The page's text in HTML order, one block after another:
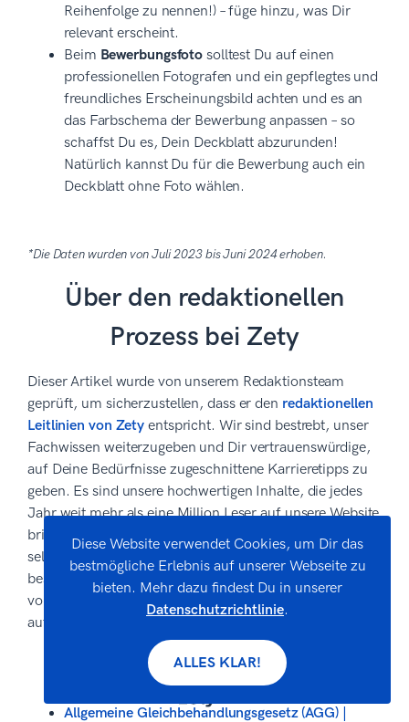
Reihenfolge zu nennen!) – füge hinzu, was Dir
relevant erscheint.
Beim Bewerbungsfoto solltest Du auf einen
professionellen Fotografen und ein gepflegtes und
freundliches Erscheinungsbild achten und es an
das Farbschema der Bewerbung anpassen – so
schaffst Du es, Dein Deckblatt abzurunden!
Natürlich kannst Du für die Bewerbung auch ein
Deckblatt ohne Foto wählen.
*Die Daten wurden von Juli 2023 bis Juni 2024 erhoben.
Über den redaktionellen
Prozess bei Zety
Dieser Artikel wurde von unserem Redaktionsteam
geprüft, um sicherzustellen, dass er den redaktionellen
Leitlinien von Zety entspricht. Wir sind bestrebt, unser
Fachwissen weiterzugeben und Dir vertrauenswürdige,
auf Deine Bedürfnisse zugeschnittene Karrieretipps zu
geben. Es sind unsere hochwertigen Inhalte, die jedes
Jahr weit mehr als eine Million Leser auf unsere Website
bringen. Aber das ist noch nicht alles. Unser Team führt
selbst Originalstudien durch, um den Arbeitsmarkt
besser zu verstehen und wir sind stolz darauf, dass wir
von Spitzenuniversitäten und den wichtigsten Medien
auf der ganzen Welt
Quellen
Allgemeine Gleichbehandlungsgesetz (AGG) |
Diese Website verwendet Cookies, um Dir das
bestmögliche Erlebnis auf unserer Webseite zu
bieten. Mehr dazu findest Du in unserer
Datenschutzrichtlinie.
ALLES KLAR!